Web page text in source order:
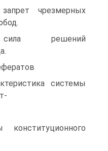
чрезмерных
решений
системы